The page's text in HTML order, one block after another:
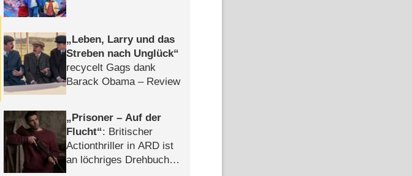
Leben, Larry und das
Streben nach Unglück
recycelt Gags dank
Barack Obama – Review
Prisoner – Auf der
Flucht : Britischer
Actionthriller in ARD ist
an löchriges Drehbuch